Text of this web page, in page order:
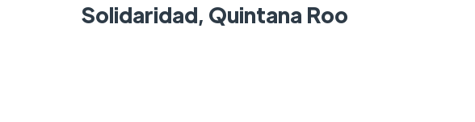
Solidaridad, Quintana Roo